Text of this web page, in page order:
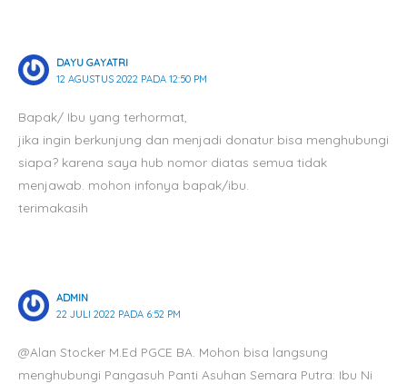
DAYU GAYATRI
12 AGUSTUS 2022 PADA 12:50 PM
Bapak/ Ibu yang terhormat,
jika ingin berkunjung dan menjadi donatur bisa menghubungi
siapa? karena saya hub nomor diatas semua tidak
menjawab. mohon infonya bapak/ibu.
terimakasih
ADMIN
22 JULI 2022 PADA 6:52 PM
@Alan Stocker M.Ed PGCE BA. Mohon bisa langsung
menghubungi Pangasuh Panti Asuhan Semara Putra: Ibu Ni